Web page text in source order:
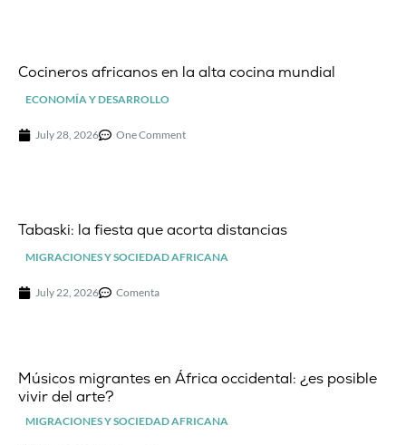
Cocineros africanos en la alta cocina mundial
ECONOMÍA Y DESARROLLO
July 28, 2026 One Comment
Tabaski: la fiesta que acorta distancias
MIGRACIONES Y SOCIEDAD AFRICANA
July 22, 2026 Comenta
Músicos migrantes en África occidental: ¿es posible
vivir del arte?
MIGRACIONES Y SOCIEDAD AFRICANA